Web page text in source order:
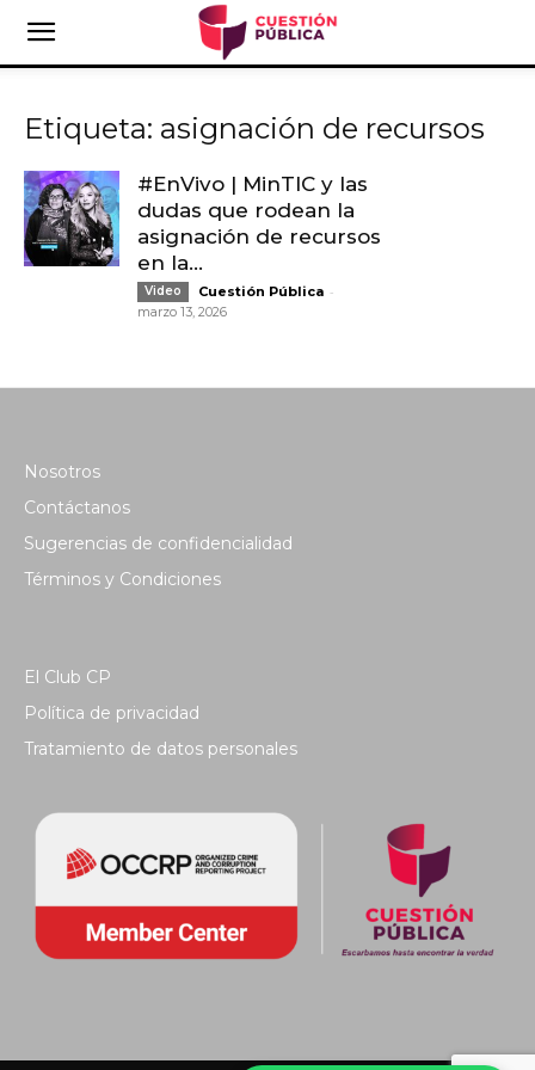
Etiqueta: asignación de recursos
#EnVivo | MinTIC y las
dudas que rodean la
asignación de recursos
en la...
Video Cuestión Pública -
marzo 13, 2026
Nosotros
Contáctanos
Sugerencias de confidencialidad
Términos y Condiciones
El Club CP
Política de privacidad
Tratamiento de datos personales